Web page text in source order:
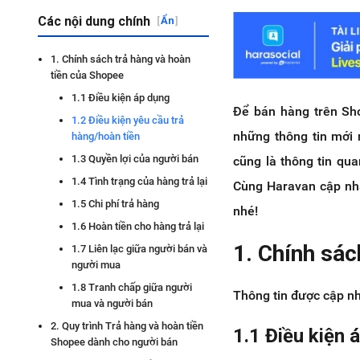
Các nội dung chính [Ẩn]
1. Chính sách trả hàng và hoàn
tiền của Shopee
1.1 Điều kiện áp dụng
1.2 Điều kiện yêu cầu trả
hàng/hoàn tiền
1.3 Quyền lợi của người bán
1.4 Tình trạng của hàng trả lại
1.5 Chi phí trả hàng
1.6 Hoàn tiền cho hàng trả lại
1.7 Liên lạc giữa người bán và
người mua
1.8 Tranh chấp giữa người
mua và người bán
2. Quy trình Trả hàng và hoàn tiền
Shopee dành cho người bán
Để bán hàng trên
những thông tin mới
cũng là thông tin
Cùng Haravan cập
nhé!
1. Chính
Thông tin được cập
1.1 Điều kiện